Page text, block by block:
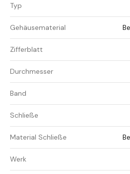
Typ
Gehäusematerial
Zifferblatt
Durchmesser
Band
Schließe
Material Schließe
Werk